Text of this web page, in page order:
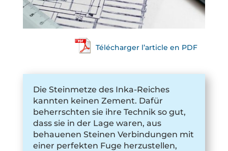
Télécharger l’article en PDF
Die Steinmetze des Inka-Reiches
kannten keinen Zement. Dafür
beherrschten sie ihre Technik so gut,
dass sie in der Lage waren, aus
behauenen Steinen Verbindungen mit
einer perfekten Fuge herzustellen,